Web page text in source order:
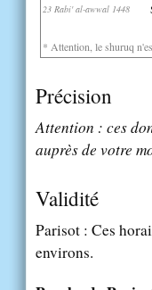
23 Rabi' al-awwal 1448
* Attention, le shuruq
Précision
Attention : ces
auprès de votre
Validité
Parisot : Ces
environs.